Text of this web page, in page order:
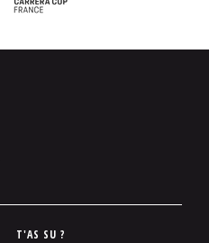
T'AS SU ?